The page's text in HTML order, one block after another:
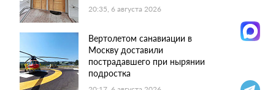
20:35, 6 августа 2026
Вертолетом санавиации в
Москву доставили
пострадавшего при нырянии
подростка